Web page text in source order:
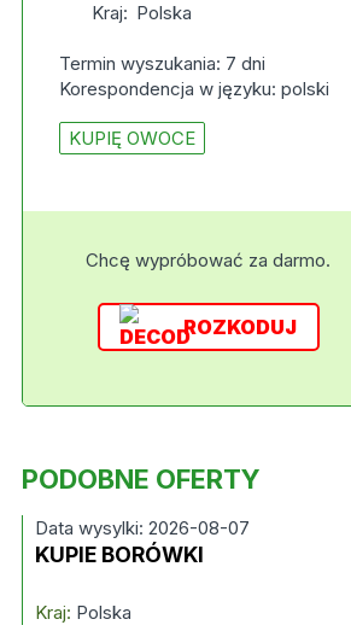
Kraj: Polska
Termin wyszukania: 7 dni
Korespondencja w języku: polski
KUPIĘ OWOCE
Chcę wypróbować za darmo.
ROZKODUJ
PODOBNE OFERTY
Data wysylki: 2026-08-07
KUPIE BORÓWKI
Kraj: Polska